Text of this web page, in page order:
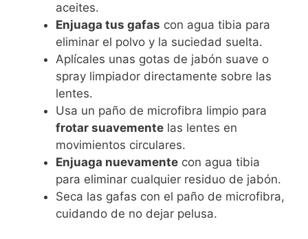
aceites.
Enjuaga tus gafas con agua tibia para
eliminar el polvo y la suciedad suelta.
Aplícales unas gotas de jabón suave o
spray limpiador directamente sobre las
lentes.
Usa un paño de microfibra limpio para
frotar suavemente las lentes en
movimientos circulares.
Enjuaga nuevamente con agua tibia
para eliminar cualquier residuo de jabón.
Seca las gafas con el paño de microfibra,
cuidando de no dejar pelusa.